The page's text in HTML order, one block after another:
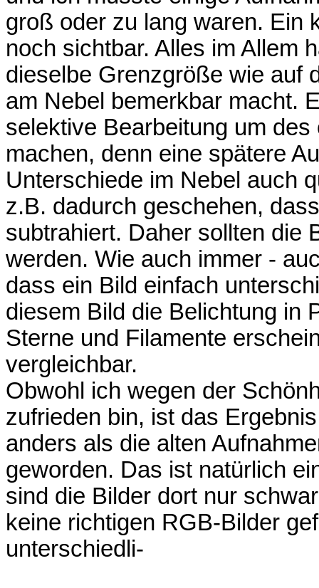
groß oder zu lang waren. Ein
noch sichtbar. Alles im Allem
dieselbe Grenzgröße wie auf
am Nebel bemerkbar macht.
selektive Bearbeitung um
machen, denn eine spätere
Unterschiede im Nebel auch
z.B. dadurch geschehen,
subtrahiert. Daher sollten die
werden. Wie auch immer -
dass ein Bild einfach
diesem Bild die Belichtung in
Sterne und Filamente
vergleichbar.
Obwohl ich wegen der
zufrieden bin, ist das
anders als die alten
geworden. Das ist natürlich
sind die Bilder dort nur
keine richtigen RGB-Bilder
unterschiedli-